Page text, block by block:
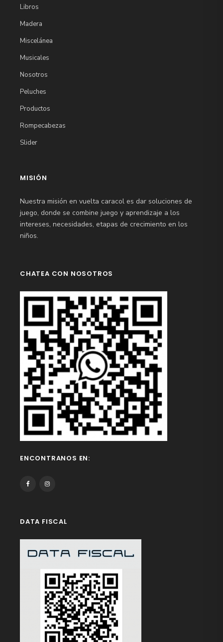
Libros
Madera
Miscelánea
Musicales
Nosotros
Peluches
Productos
Rompecabezas
Slider
MISIÓN
Nuestra misión en vuelta caracol es dar soluciones de
juego, donde se combine juego y aprendizaje a los
intereses, necesidades, etapas de crecimiento en los
niños.
CHATEA CON NOSOTROS
ENCONTRANOS EN:
DATA FISCAL